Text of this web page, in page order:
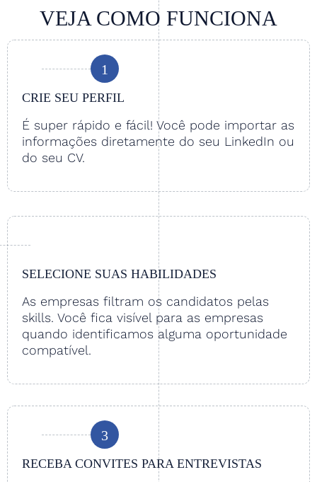
VEJA COMO FUNCIONA
1
CRIE SEU PERFIL
É super rápido e fácil! Você pode importar as
informações diretamente do seu LinkedIn ou
do seu CV.
SELECIONE SUAS HABILIDADES
As empresas filtram os candidatos pelas
skills. Você fica visível para as empresas
quando identificamos alguma oportunidade
compatível.
3
RECEBA CONVITES PARA ENTREVISTAS